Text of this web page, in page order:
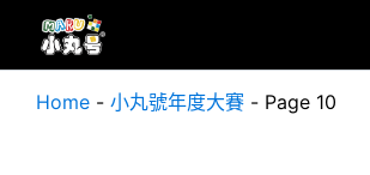
Home - 小丸號年度大賽 - Page 10